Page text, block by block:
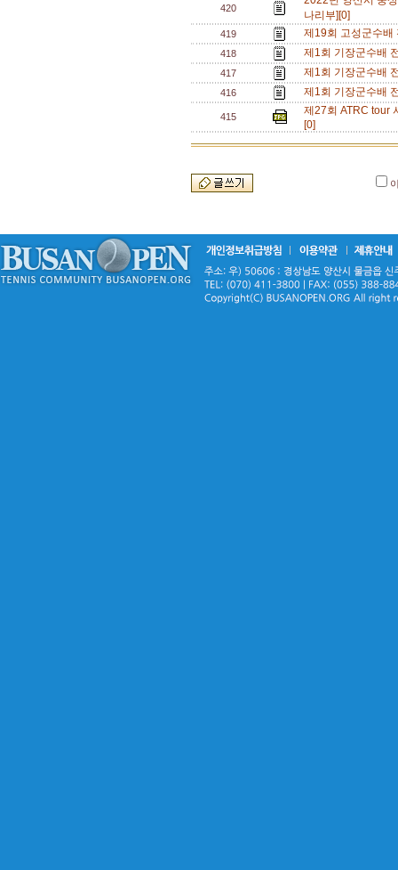
420
나리부][0]
419 제19회 고성군수
418 제1회 기장군수배
417 제1회 기장군수배
416 제1회 기장군수배
415
제27회 ATRC tour
[0]